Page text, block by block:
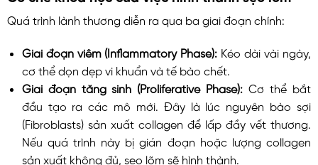
Quá trình lành thương diễn ra qua ba giai đoạn chính:
Giai đoạn viêm (Inflammatory Phase): Kéo dài vài ngày,
cơ thể dọn dẹp vi khuẩn và tế bào chết.
Giai đoạn tăng sinh (Proliferative Phase):Cơ thể bắt
đầu tạo ra các mô mới. Đây là lúc nguyên bào sợi
(Fibroblasts) sản xuất collagen để lấp đầy vết thương.
Nếu quá trình này bị gián đoạn hoặc lượng collagen
sản xuất không đủ, sẹo lõm sẽ hình thành.